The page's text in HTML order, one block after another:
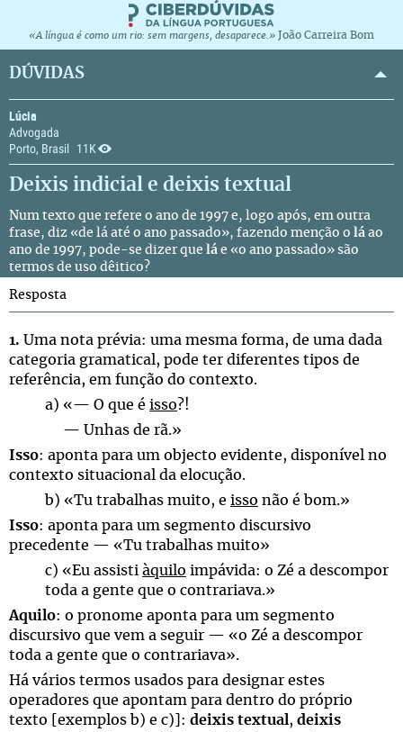
«A língua é como um rio: sem margens, desaparece.» João Carreira Bom
DÚVIDAS
Lúcia
Advogada
Porto, Brasil
11K
Deixis indicial e deixis textual
Num texto que refere o ano de 1997 e, logo após, em outra
frase, diz «de lá até o ano passado», fazendo menção o lá ao
ano de 1997, pode-se dizer que lá e «o ano passado» são
termos de uso dêitico?
Resposta
1. Uma nota prévia: uma mesma forma, de uma dada
categoria gramatical, pode ter diferentes tipos de
referência, em função do contexto.
a) «— O que é isso?!
— Unhas de rã.»
Isso: aponta para um objecto evidente, disponível no
contexto situacional da elocução.
b) «Tu trabalhas muito, e isso não é bom.»
Isso: aponta para um segmento discursivo
precedente — «Tu trabalhas muito»
c) «Eu assisti àquilo impávida: o Zé a descompor
toda a gente que o contrariava.»
Aquilo: o pronome aponta para um segmento
discursivo que vem a seguir — «o Zé a descompor
toda a gente que o contrariava».
Há vários termos usados para designar estes
operadores que apontam para dentro do próprio
texto [exemplos b) e c)]: deixis textual , deixis